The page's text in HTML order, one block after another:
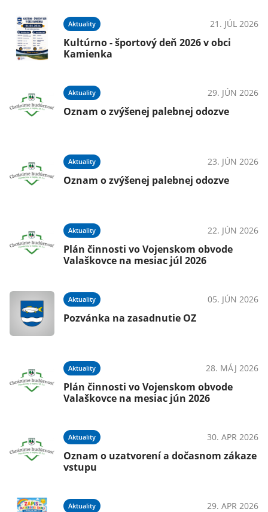
Aktuality 21. JÚL 2026
Kultúrno - športový deň 2026 v obci
Kamienka
Aktuality 29. JÚN 2026
Oznam o zvýšenej palebnej odozve
Aktuality 23. JÚN 2026
Oznam o zvýšenej palebnej odozve
Aktuality 22. JÚN 2026
Plán činnosti vo Vojenskom obvode
Valaškovce na mesiac júl 2026
Aktuality 05. JÚN 2026
Pozvánka na zasadnutie OZ
Aktuality 28. MÁJ 2026
Plán činnosti vo Vojenskom obvode
Valaškovce na mesiac jún 2026
Aktuality 30. APR 2026
Oznam o uzatvorení a dočasnom zákaze
vstupu
Aktuality 29. APR 2026